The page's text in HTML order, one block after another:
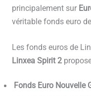
principalement sur
véritable fonds euro
Les fonds euros de
Linxea Spirit 2
Fonds Euro Nouvelle